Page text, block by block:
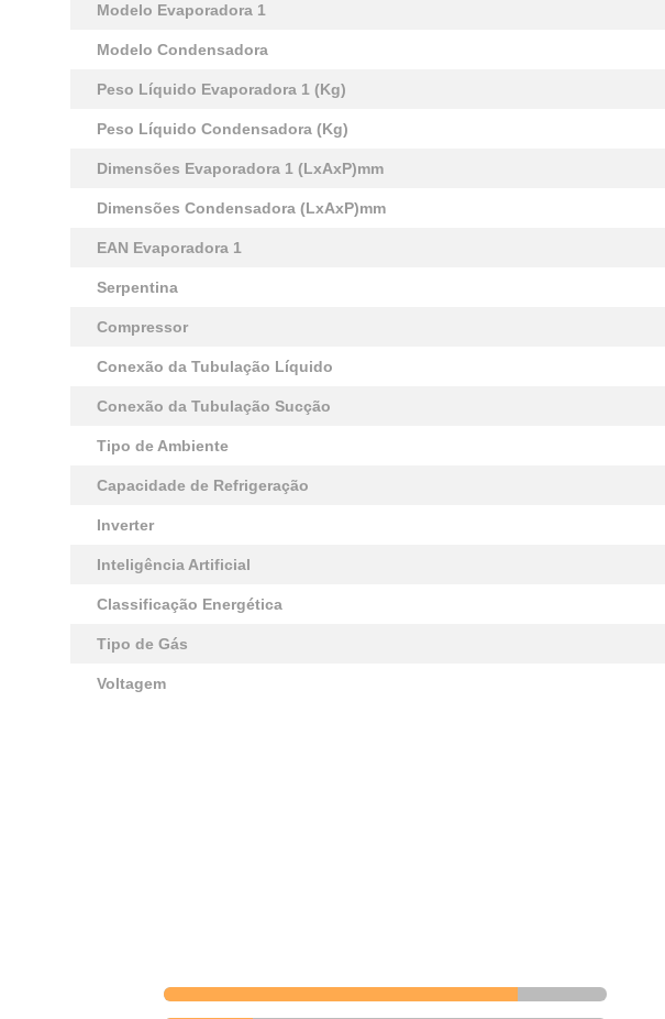
Modelo Evaporadora 1
Modelo Condensadora
Peso Líquido Evaporadora 1 (Kg)
Peso Líquido Condensadora (Kg)
Dimensões Evaporadora 1 (LxAxP)mm
Dimensões Condensadora (LxAxP)mm
EAN Evaporadora 1
Serpentina
Compressor
Conexão da Tubulação Líquido
Conexão da Tubulação Sucção
Tipo de Ambiente
Capacidade de Refrigeração
Inverter
Inteligência Artificial
Classificação Energética
Tipo de Gás
Voltagem